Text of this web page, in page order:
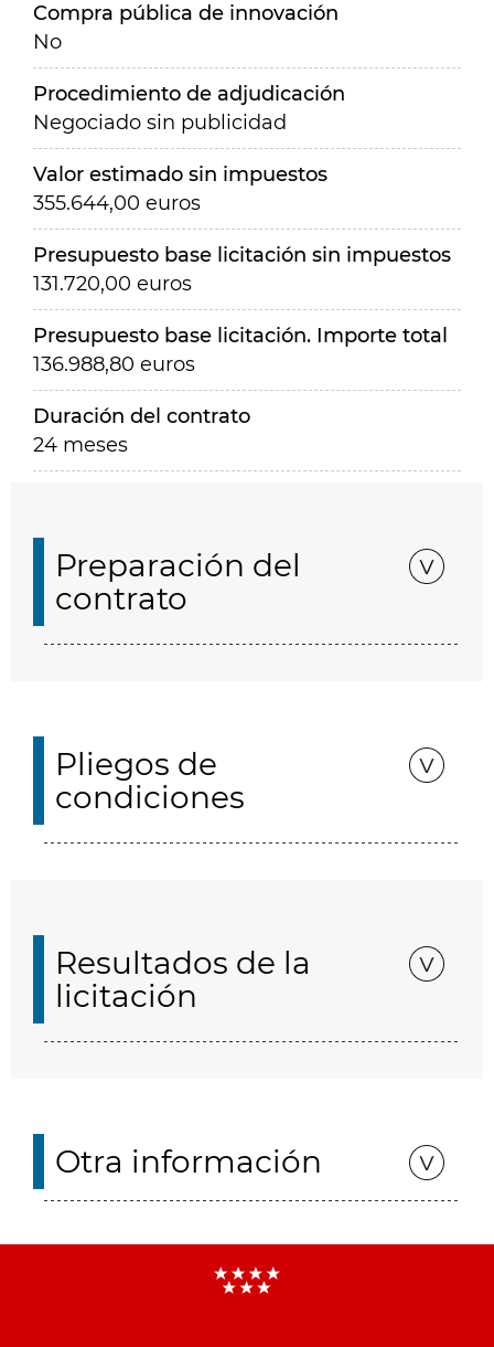
Compra pública de innovación
No
Procedimiento de adjudicación
Negociado sin publicidad
Valor estimado sin impuestos
355.644,00 euros
Presupuesto base licitación sin impuestos
131.720,00 euros
Presupuesto base licitación. Importe total
136.988,80 euros
Duración del contrato
24 meses
Preparación del
contrato
Pliegos de
condiciones
Resultados de la
licitación
Otra información